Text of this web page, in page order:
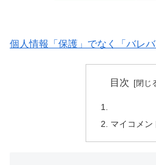
個人情報「保護」でなく「バレ
目次
マイコメン